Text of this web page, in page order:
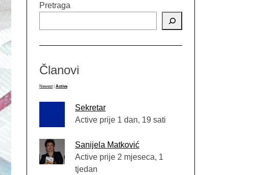
Pretraga
Članovi
Newest Active
Sekretar
Active prije 1 dan, 19 sati
Sanijela Matković
Active prije 2 mjeseca, 1
tjedan